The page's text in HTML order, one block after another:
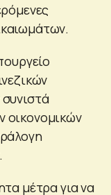
οικονομικών
μέτρα για να